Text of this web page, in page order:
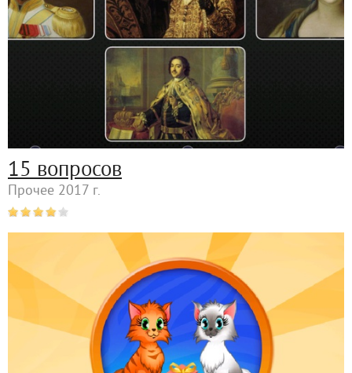
15 вопросов
Прочее 2017 г.